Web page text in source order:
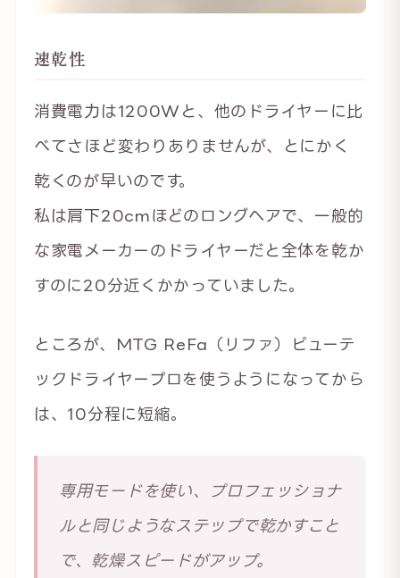
速乾性
消費電力は1200Wと、他のドライヤーに比
べてさほど変わりありませんが、とにかく
乾くのが早いのです。
私は肩下20cmほどのロングヘアで、一般的
な家電メーカーのドライヤーだと全体を乾か
すのに20分近くかかっていました。
ところが、MTG ReFa（リファ）ビューテ
ックドライヤープロを使うようになってから
は、10分程に短縮。
専用モードを使い、プロフェッショナ
ルと同じようなステップで乾かすこと
で、乾燥スピードがアップ。